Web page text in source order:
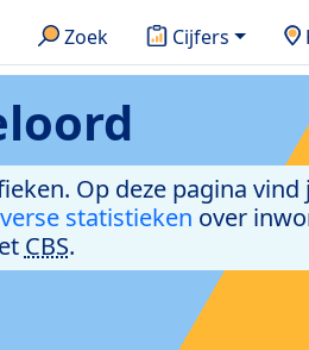
Zoek Cijfers
Op deze pagina vind
statistieken over
CBS.